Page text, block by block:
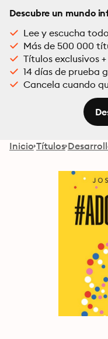
Descubre un mundo
Lee y escucha
Más de 500 000
Títulos exclusivos
14 días de prueba
Cancela cuando
Inicio Títulos